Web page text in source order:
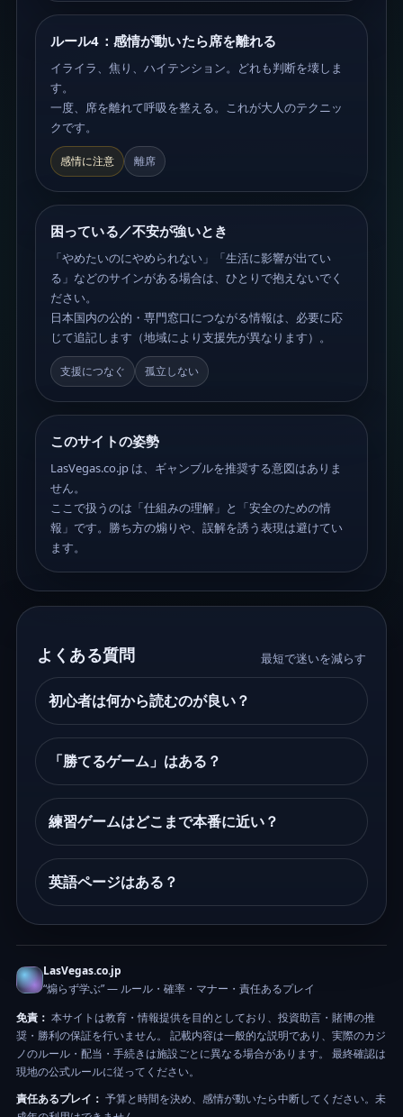
ルール4：感情が動いたら席を離れる
イライラ、焦り、ハイテンション。どれも判断を壊しま
す。
一度、席を離れて呼吸を整える。これが大人のテクニッ
クです。
感情に注意 離席
困っている／不安が強いとき
「やめたいのにやめられない」「生活に影響が出てい
る」などのサインがある場合は、ひとりで抱えないでく
ださい。
日本国内の公的・専門窓口につながる情報は、必要に応
じて追記します（地域により支援先が異なります）。
支援につなぐ 孤立しない
このサイトの姿勢
LasVegas.co.jp は、ギャンブルを推奨する意図はありま
せん。
ここで扱うのは「仕組みの理解」と「安全のための情
報」です。勝ち方の煽りや、誤解を誘う表現は避けてい
ます。
よくある質問 最短で迷いを減らす
初心者は何から読むのが良い？
「勝てるゲーム」はある？
練習ゲームはどこまで本番に近い？
英語ページはある？
LasVegas.co.jp
“煽らず学ぶ” — ルール・確率・マナー・責任あるプレイ
免責： 本サイトは教育・情報提供を目的としており、投資助言・賭博の推
奨・勝利の保証を行いません。 記載内容は一般的な説明であり、実際のカジ
ノのルール・配当・手続きは施設ごとに異なる場合があります。 最終確認は
現地の公式ルールに従ってください。
責任あるプレイ： 予算と時間を決め、感情が動いたら中断してください。未